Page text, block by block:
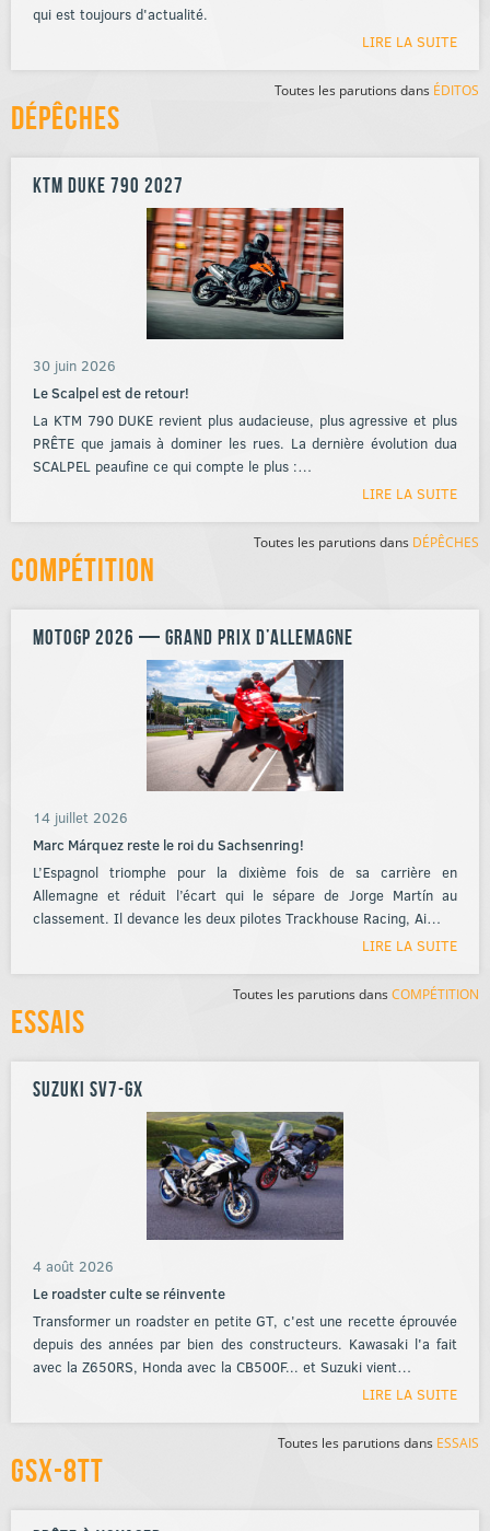
qui est toujours d'actualité.
LIRE LA SUITE
Toutes les parutions dans ÉDITOS
Dépêches
KTM Duke 790 2027
30 juin 2026
Le Scalpel est de retour!
La KTM 790 DUKE revient plus audacieuse, plus agressive et plus
PRÊTE que jamais à dominer les rues. La dernière évolution dua
SCALPEL peaufine ce qui compte le plus :…
LIRE LA SUITE
Toutes les parutions dans DÉPÊCHES
Compétition
MotoGP 2026 — Grand Prix d’Allemagne
14 juillet 2026
Marc Márquez reste le roi du Sachsenring!
L’Espagnol triomphe pour la dixième fois de sa carrière en
Allemagne et réduit l’écart qui le sépare de Jorge Martín au
classement. Il devance les deux pilotes Trackhouse Racing, Ai…
LIRE LA SUITE
Toutes les parutions dans COMPÉTITION
Essais
Suzuki SV7-GX
4 août 2026
Le roadster culte se réinvente
Transformer un roadster en petite GT, c'est une recette éprouvée
depuis des années par bien des constructeurs. Kawasaki l'a fait
avec la Z650RS, Honda avec la CB500F... et Suzuki vient…
LIRE LA SUITE
Toutes les parutions dans ESSAIS
GSX-8TT